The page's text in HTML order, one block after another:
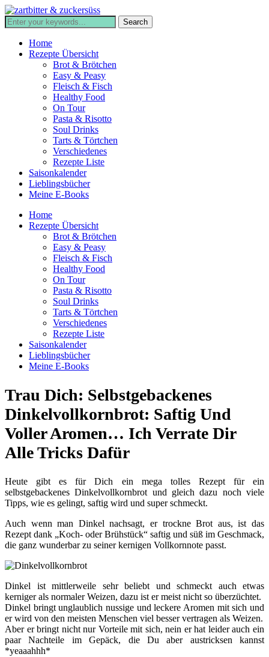
Home
Rezepte Übersicht
Brot & Brötchen
Easy & Peasy
Fleisch & Fisch
Healthy Food
On Tour
Pasta & Risotto
Soul Drinks
Tarts & Törtchen
Verschiedenes
Rezepte Liste
Saisonkalender
Lieblingsbücher
Meine E-Books
Home
Rezepte Übersicht
Brot & Brötchen
Easy & Peasy
Fleisch & Fisch
Healthy Food
On Tour
Pasta & Risotto
Soul Drinks
Tarts & Törtchen
Verschiedenes
Rezepte Liste
Saisonkalender
Lieblingsbücher
Meine E-Books
Trau Dich: Selbstgebackenes
Dinkelvollkornbrot: Saftig Und
Voller Aromen… Ich Verrate Dir
Alle Tricks Dafür
Heute gibt es für Dich ein mega tolles Rezept für ein
selbstgebackenes Dinkelvollkornbrot und gleich dazu noch viele
Tipps, wie es gelingt, saftig wird und super schmeckt.
Auch wenn man Dinkel nachsagt, er trockne Brot aus, ist das
Rezept dank „Koch- oder Brühstück“ saftig und süß im Geschmack,
die ganz wunderbar zu seiner kernigen Vollkornnote passt.
Dinkel ist mittlerweile sehr beliebt und schmeckt auch etwas
kerniger als normaler Weizen, dazu ist er meist nicht so überzüchtet.
Dinkel bringt unglaublich nussige und leckere Aromen mit sich und
er wird von den meisten Menschen viel besser vertragen als Weizen.
Aber er bringt nicht nur Vorteile mit sich, nein er hat leider auch ein
paar Nachteile im Gepäck, die Du aber austricksen kannst
*yeaaahhh*